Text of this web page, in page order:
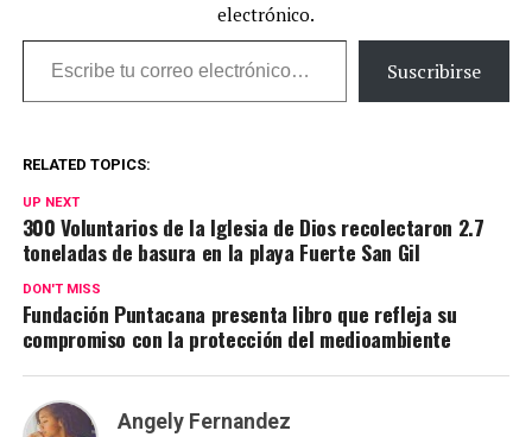
electrónico.
Escribe tu correo electrónico…
Suscribirse
RELATED TOPICS:
UP NEXT
300 Voluntarios de la Iglesia de Dios recolectaron 2.7
toneladas de basura en la playa Fuerte San Gil
DON'T MISS
Fundación Puntacana presenta libro que refleja su
compromiso con la protección del medioambiente
Angely Fernandez